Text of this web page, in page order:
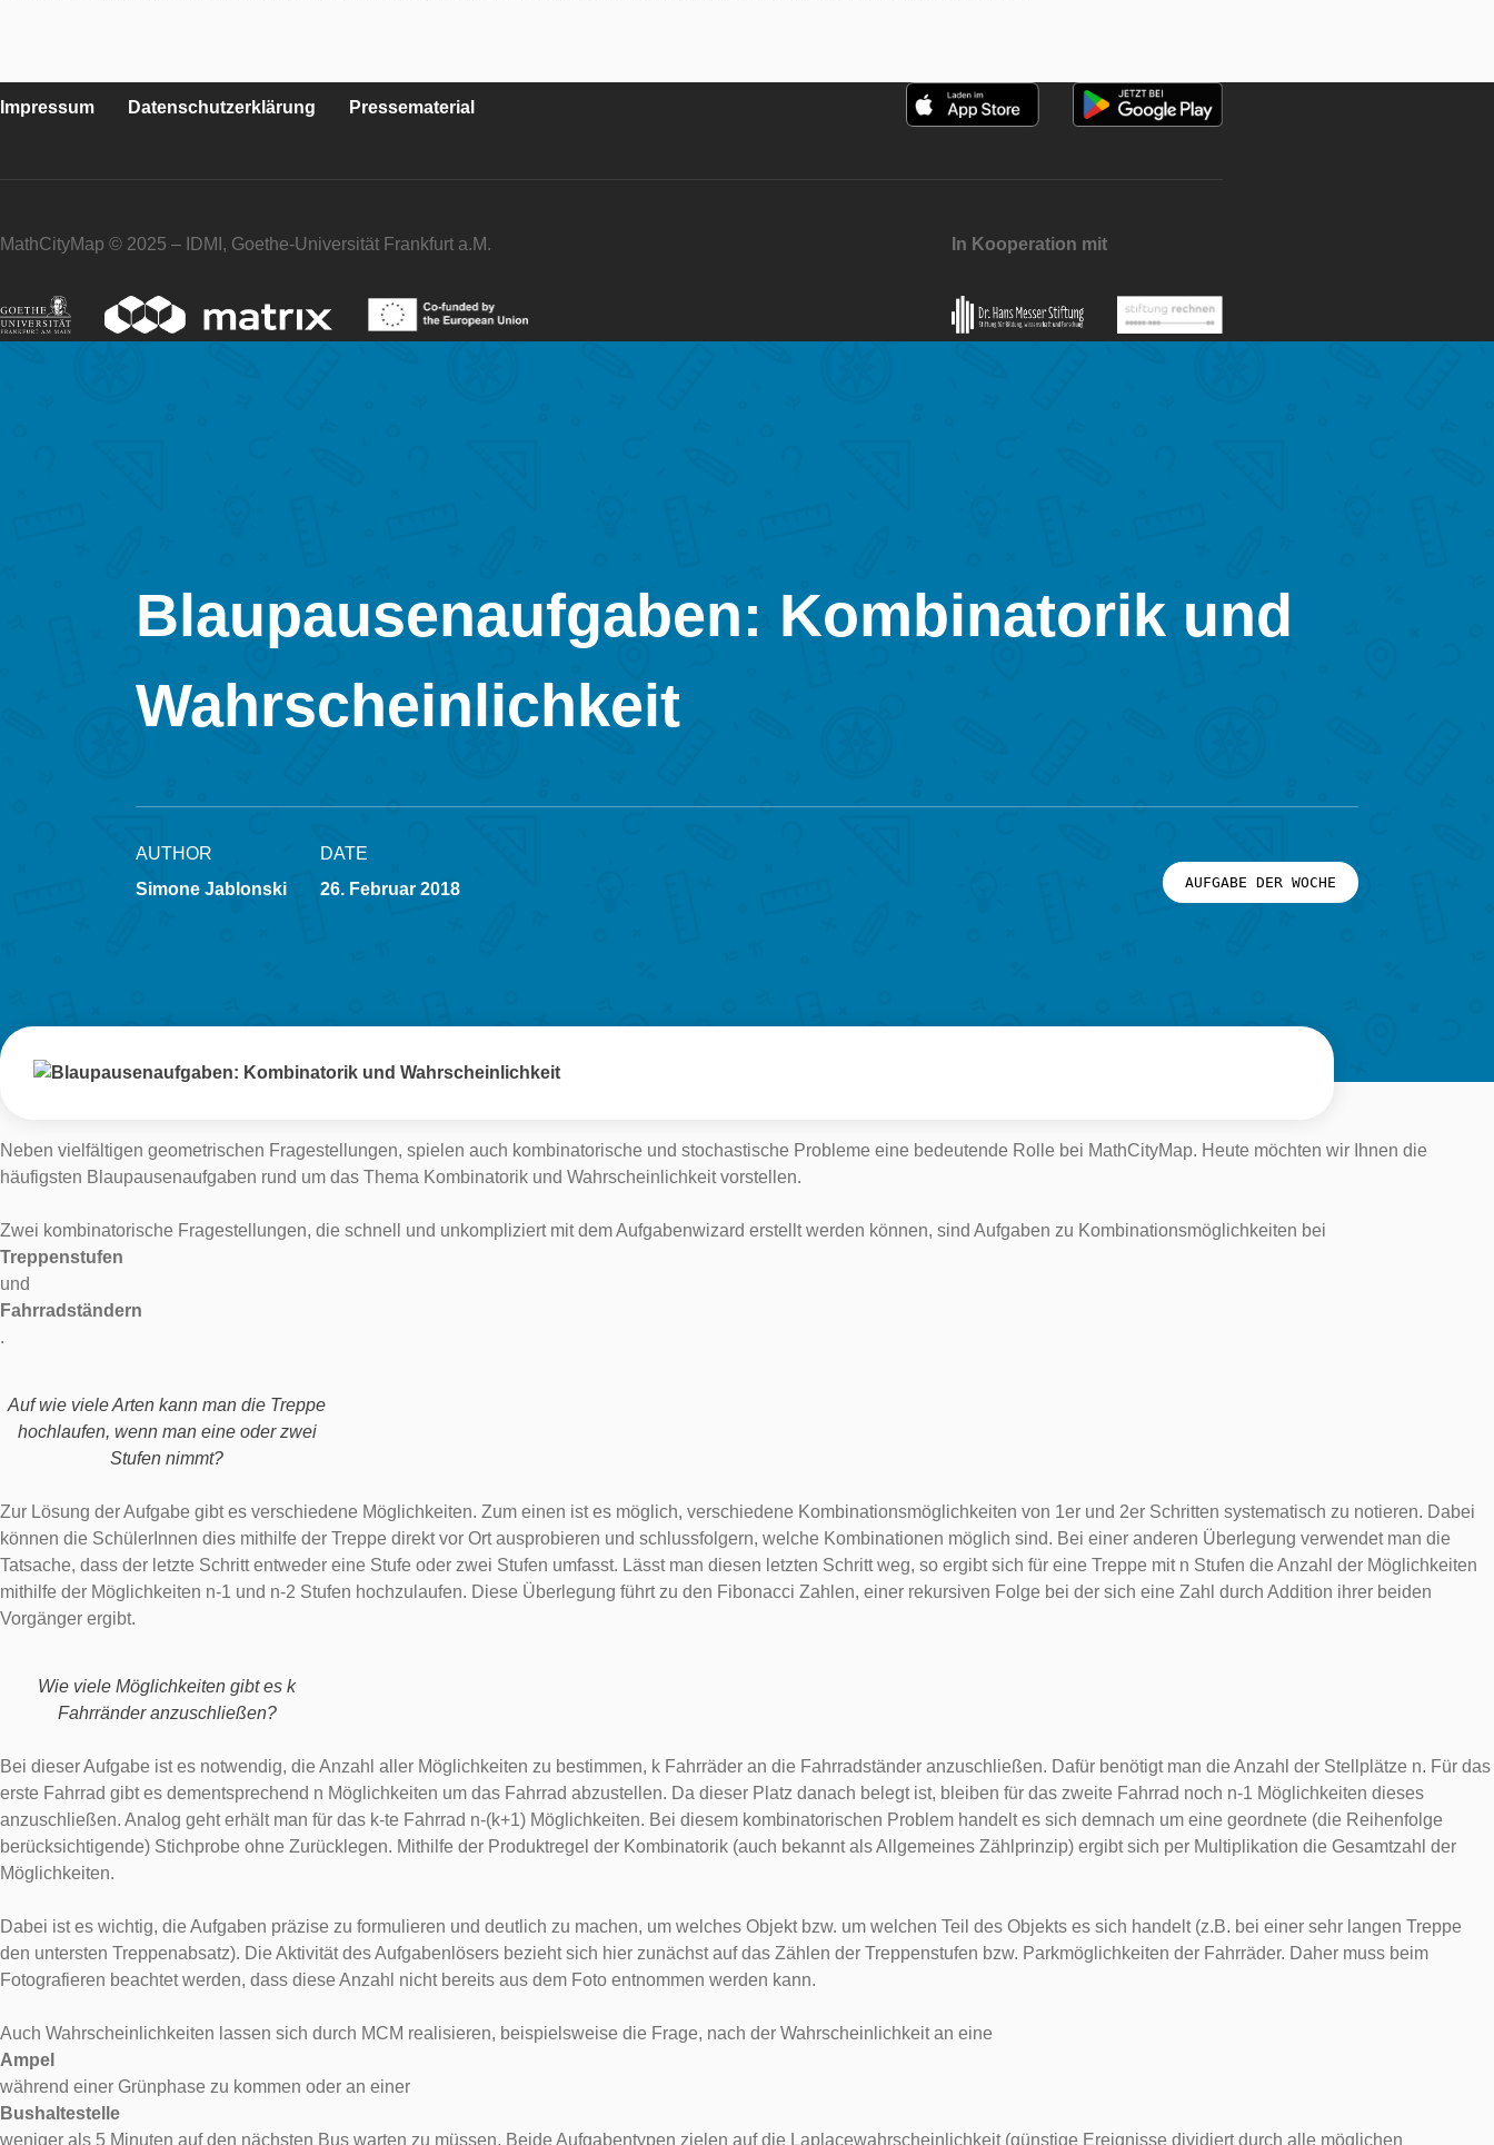
Impressum Datenschutzerklärung Pressematerial
MathCityMap © 2025 – IDMI, Goethe-Universität Frankfurt a.M. In Kooperation mit
Blaupausenaufgaben: Kombinatorik und
Wahrscheinlichkeit
AUTHOR
Simone Jablonski
DATE
26. Februar 2018
AUFGABE DER WOCHE
Neben vielfältigen geometrischen Fragestellungen, spielen auch kombinatorische und stochastische Probleme eine bedeutende Rolle bei MathCityMap. Heute möchten wir Ihnen die
häufigsten Blaupausenaufgaben rund um das Thema Kombinatorik und Wahrscheinlichkeit vorstellen.
Zwei kombinatorische Fragestellungen, die schnell und unkompliziert mit dem Aufgabenwizard erstellt werden können, sind Aufgaben zu Kombinationsmöglichkeiten bei
Treppenstufen
und
Fahrradständern
.
Auf wie viele Arten kann man die Treppe
hochlaufen, wenn man eine oder zwei
Stufen nimmt?
Zur Lösung der Aufgabe gibt es verschiedene Möglichkeiten. Zum einen ist es möglich, verschiedene Kombinationsmöglichkeiten von 1er und 2er Schritten systematisch zu notieren. Dabei
können die SchülerInnen dies mithilfe der Treppe direkt vor Ort ausprobieren und schlussfolgern, welche Kombinationen möglich sind. Bei einer anderen Überlegung verwendet man die
Tatsache, dass der letzte Schritt entweder eine Stufe oder zwei Stufen umfasst. Lässt man diesen letzten Schritt weg, so ergibt sich für eine Treppe mit n Stufen die Anzahl der Möglichkeiten
mithilfe der Möglichkeiten n-1 und n-2 Stufen hochzulaufen. Diese Überlegung führt zu den Fibonacci Zahlen, einer rekursiven Folge bei der sich eine Zahl durch Addition ihrer beiden
Vorgänger ergibt.
Wie viele Möglichkeiten gibt es k
Fahrränder anzuschließen?
Bei dieser Aufgabe ist es notwendig, die Anzahl aller Möglichkeiten zu bestimmen, k Fahrräder an die Fahrradständer anzuschließen. Dafür benötigt man die Anzahl der Stellplätze n. Für das
erste Fahrrad gibt es dementsprechend n Möglichkeiten um das Fahrrad abzustellen. Da dieser Platz danach belegt ist, bleiben für das zweite Fahrrad noch n-1 Möglichkeiten dieses
anzuschließen. Analog geht erhält man für das k-te Fahrrad n-(k+1) Möglichkeiten. Bei diesem kombinatorischen Problem handelt es sich demnach um eine geordnete (die Reihenfolge
berücksichtigende) Stichprobe ohne Zurücklegen. Mithilfe der Produktregel der Kombinatorik (auch bekannt als Allgemeines Zählprinzip) ergibt sich per Multiplikation die Gesamtzahl der
Möglichkeiten.
Dabei ist es wichtig, die Aufgaben präzise zu formulieren und deutlich zu machen, um welches Objekt bzw. um welchen Teil des Objekts es sich handelt (z.B. bei einer sehr langen Treppe
den untersten Treppenabsatz). Die Aktivität des Aufgabenlösers bezieht sich hier zunächst auf das Zählen der Treppenstufen bzw. Parkmöglichkeiten der Fahrräder. Daher muss beim
Fotografieren beachtet werden, dass diese Anzahl nicht bereits aus dem Foto entnommen werden kann.
Auch Wahrscheinlichkeiten lassen sich durch MCM realisieren, beispielsweise die Frage, nach der Wahrscheinlichkeit an eine
Ampel
während einer Grünphase zu kommen oder an einer
Bushaltestelle
weniger als 5 Minuten auf den nächsten Bus warten zu müssen. Beide Aufgabentypen zielen auf die Laplacewahrscheinlichkeit (günstige Ereignisse dividiert durch alle möglichen